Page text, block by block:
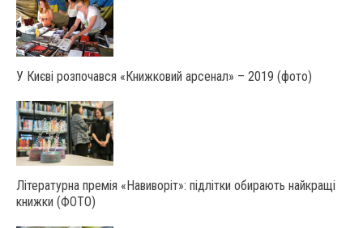
У Києві розпочався «Книжковий арсенал» – 2019 (фото)
Літературна премія «Навиворіт»: підлітки обирають найкращі
книжки (ФОТО)